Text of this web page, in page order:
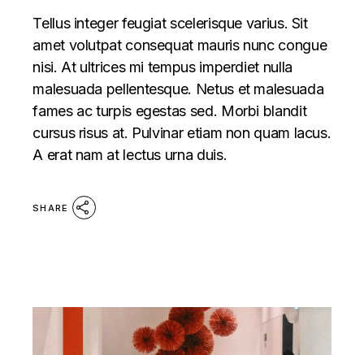
Tellus integer feugiat scelerisque varius. Sit
amet volutpat consequat mauris nunc congue
nisi. At ultrices mi tempus imperdiet nulla
malesuada pellentesque. Netus et malesuada
fames ac turpis egestas sed. Morbi blandit
cursus risus at. Pulvinar etiam non quam lacus.
A erat nam at lectus urna duis.
SHARE